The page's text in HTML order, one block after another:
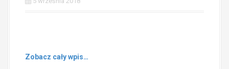
Zobacz cały wpis…